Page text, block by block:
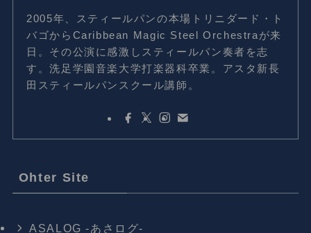
2005年、スティールパンの本場トリニダード・ト
バゴからCaribbean Magic Steel Orchestraが来
日。その公演に感激しスティールパン奏者を志
す。洗足学園音楽大学打楽器科卒業。アスタ新長
田スティールパンスクール講師。
Ohter Site
ASALOG -あさログ-